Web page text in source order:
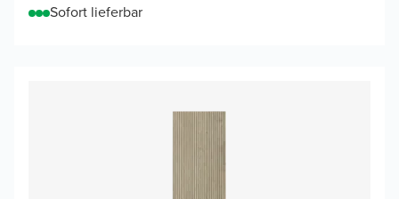
Sofort lieferbar